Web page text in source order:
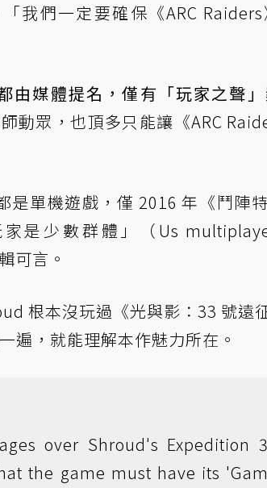
我們一定要確保《ARC
由媒體提名，僅有「玩家之聲
動眾，也頂多只能讓《ARC
是單機遊戲，僅 2016 年《鬥陣
是少數群體」（Us
可言。
根本沒玩過《光與影：33 號遠
遍，就能理解本作魅力所在。
over Shroud's Expedition
the game must have its